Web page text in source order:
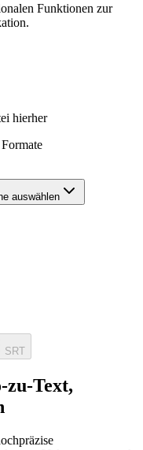
Funktionen zur
hierher
auswählen
SRT
zu-Text,